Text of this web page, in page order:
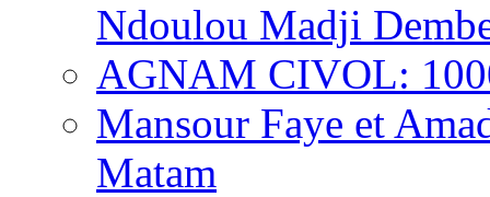
Ndoulou Madji
AGNAM CIVOL:
Mansour Faye et
Matam